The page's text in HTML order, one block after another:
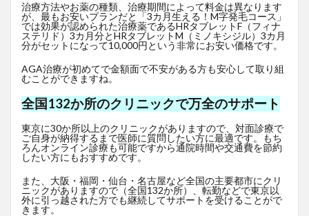
治療方法やお薬の種類、治療期間によって料金は異なります
が、最もお安いプランだと「3カ月生える！M字発毛コース」
では効果が認められた治療薬であるHRタブレットF （フィナ
ステリド）3カ月分とHRタブレットM（ミノキシジル）3カ月
分がセットになって10,000円という非常にお安い価格です。
AGA治療が初めてで金額面で不安がある方も安心して取り組
むことができますね。
全国132か所のクリニックで万全のサポート
東京に30か所以上のクリニックがありますので、対面診療で
ご自身が納得するまで医師に質問したい方に最適です。もち
ろんオンライン診療も可能ですから通院時間や交通費を節約
したい方にもおすすめです。
また、大阪・福岡・仙台・名古屋など全国の主要都市にクリ
ニックがありますので（全国132か所）、転勤などで東京以
外に引っ越された方でも継続してサポートを受けることがで
きます。